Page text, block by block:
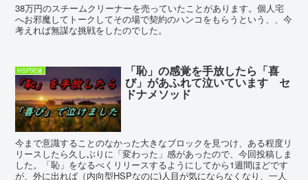
38万円のスチームクリーナーを売っていたことがあります。個人宅
へお邪魔してトークしてその場で契約のハンコをもらうという、、今
考えれば無謀な挑戦をしたのでした。
HSP関連 「恥」の感覚を手放したら「喜
び」があふれて泣いています セ
ドナメソッド
今まで意識することのなかった大きなブロックを見つけ、ある程度リ
リースしたら久しぶりに「変わった」感があったので、今回投稿しま
した。「恥」をなるべくリリースするようにしてから1週間ほどです
が、外に出れば（内向型HSPなのに)人目が気にならなくなり、一人